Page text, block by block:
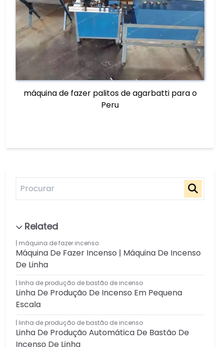
máquina de fazer incenso
Máquina De Fazer Incenso | Máquina De Incenso
De Linha
linha de produção de bastão de incenso
Linha De Produção De Incenso Em Pequena
Escala
linha de produção de bastão de incenso
Linha De Produção Automática De Bastão De
Incenso De Linha
máquina de fazer palitos de agarbatti para o
Peru